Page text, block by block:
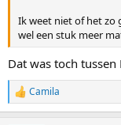
Ik weet niet of het zo
wel een stuk meer
Dat was toch tussen
R
e
Camila